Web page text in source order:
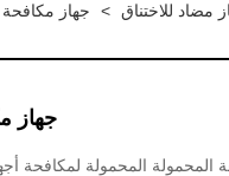
مضاد للاختناق > جهاز مكافحة
جهاز
المحمولة المحمولة لمكافحة